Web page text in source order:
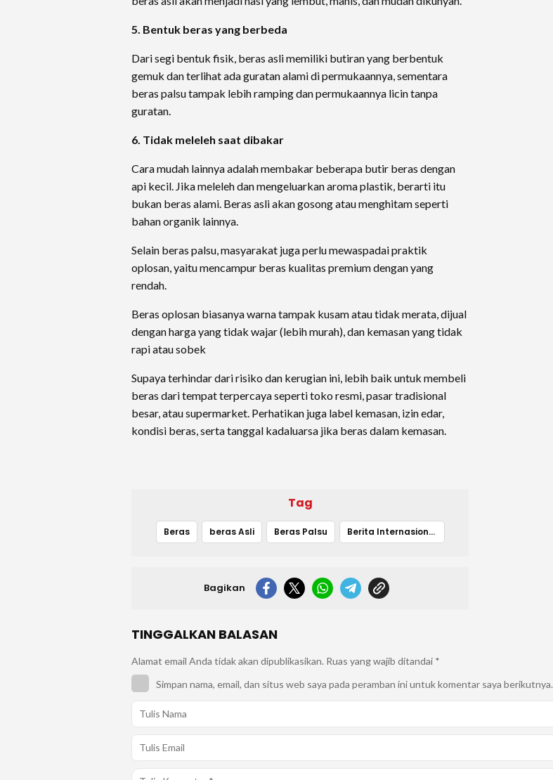
5. Bentuk beras yang berbeda
Dari segi bentuk fisik, beras asli memiliki butiran yang berbentuk
gemuk dan terlihat ada guratan alami di permukaannya, sementara
beras palsu tampak lebih ramping dan permukaannya licin tanpa
guratan.
6. Tidak meleleh saat dibakar
Cara mudah lainnya adalah membakar beberapa butir beras dengan
api kecil. Jika meleleh dan mengeluarkan aroma plastik, berarti itu
bukan beras alami. Beras asli akan gosong atau menghitam seperti
bahan organik lainnya.
Selain beras palsu, masyarakat juga perlu mewaspadai praktik
oplosan, yaitu mencampur beras kualitas premium dengan yang
rendah.
Beras oplosan biasanya warna tampak kusam atau tidak merata, dijual
dengan harga yang tidak wajar (lebih murah), dan kemasan yang tidak
rapi atau sobek
Supaya terhindar dari risiko dan kerugian ini, lebih baik untuk membeli
beras dari tempat terpercaya seperti toko resmi, pasar tradisional
besar, atau supermarket. Perhatikan juga label kemasan, izin edar,
kondisi beras, serta tanggal kadaluarsa jika beras dalam kemasan.
Tag
Beras beras Asli Beras Palsu Berita Internasional
Bagikan
TINGGALKAN BALASAN
Alamat email Anda tidak akan dipublikasikan. Ruas yang wajib ditandai *
Simpan nama, email, dan situs web saya pada peramban ini untuk komentar saya berikutnya.